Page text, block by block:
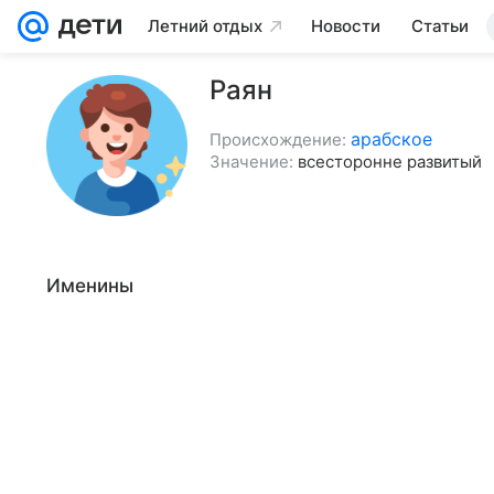
Летний отдых Новости Статьи
Раян
Происхождение: арабское
Значение: всесторонне развитый
Именины